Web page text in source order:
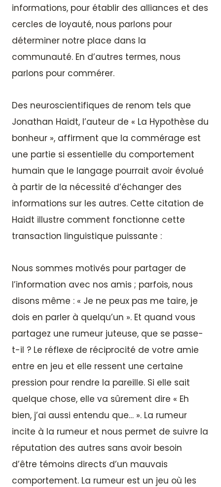
informations, pour établir des alliances et des
cercles de loyauté, nous parlons pour
déterminer notre place dans la
communauté. En d’autres termes, nous
parlons pour commérer.
Des neuroscientifiques de renom tels que
Jonathan Haidt, l’auteur de « La Hypothèse du
bonheur », affirment que la commérage est
une partie si essentielle du comportement
humain que le langage pourrait avoir évolué
à partir de la nécessité d’échanger des
informations sur les autres. Cette citation de
Haidt illustre comment fonctionne cette
transaction linguistique puissante :
Nous sommes motivés pour partager de
l’information avec nos amis ; parfois, nous
disons même : « Je ne peux pas me taire, je
dois en parler à quelqu’un ». Et quand vous
partagez une rumeur juteuse, que se passe-
t-il ? Le réflexe de réciprocité de votre amie
entre en jeu et elle ressent une certaine
pression pour rendre la pareille. Si elle sait
quelque chose, elle va sûrement dire « Eh
bien, j’ai aussi entendu que… ». La rumeur
incite à la rumeur et nous permet de suivre la
réputation des autres sans avoir besoin
d’être témoins directs d’un mauvais
comportement. La rumeur est un jeu où les